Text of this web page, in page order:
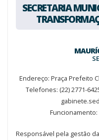
SECRETARIA
Endereço: Praça Prefeito
Telefones: (22) 2771-
Funcionamento:
Responsável pela gestão